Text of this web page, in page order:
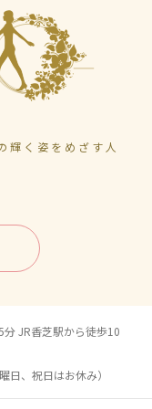
輝く姿をめざす人
JR香芝駅から徒歩10
日、祝日はお休み）